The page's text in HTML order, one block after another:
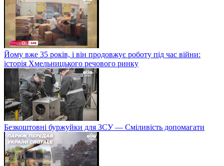
Йому вже 35 років, і він продовжує роботу під час війни:
історія Хмельницького речового ринку
Безкоштовні буржуйки для ЗСУ — Сміливість допомагати